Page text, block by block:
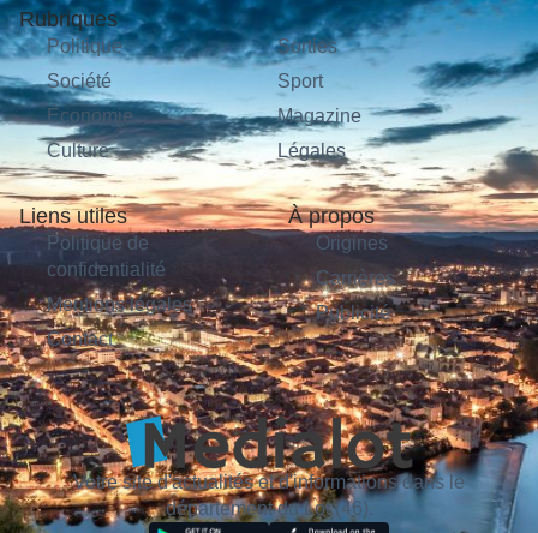
Rubriques
Politique
Société
Économie
Culture
Sorties
Sport
Magazine
Légales
Liens utiles
Politique de
confidentialité
Mentions légales
Contact
À propos
Origines
Carrières
Publicité
Votre site d'actualités et d'informations dans le
département du Lot (46).